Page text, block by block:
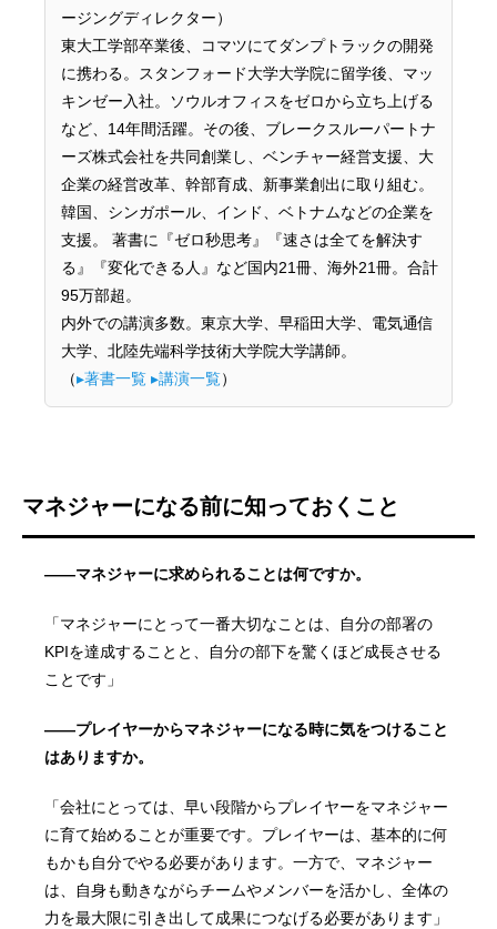
ージングディレクター）
東大工学部卒業後、コマツにてダンプトラックの開発
に携わる。スタンフォード大学大学院に留学後、マッ
キンゼー入社。ソウルオフィスをゼロから立ち上げる
など、14年間活躍。その後、ブレークスルーパートナ
ーズ株式会社を共同創業し、ベンチャー経営支援、大
企業の経営改革、幹部育成、新事業創出に取り組む。
韓国、シンガポール、インド、ベトナムなどの企業を
支援。 著書に『ゼロ秒思考』『速さは全てを解決す
る』『変化できる人』など国内21冊、海外21冊。合計
95万部超。
内外での講演多数。東京大学、早稲田大学、電気通信
大学、北陸先端科学技術大学院大学講師。
（▸著書一覧 ▸講演一覧）
マネジャーになる前に知っておくこと
——マネジャーに求められることは何ですか。
「マネジャーにとって一番大切なことは、自分の部署の
KPIを達成することと、自分の部下を驚くほど成長させる
ことです」
——プレイヤーからマネジャーになる時に気をつけること
はありますか。
「会社にとっては、早い段階からプレイヤーをマネジャー
に育て始めることが重要です。プレイヤーは、基本的に何
もかも自分でやる必要があります。一方で、マネジャー
は、自身も動きながらチームやメンバーを活かし、全体の
力を最大限に引き出して成果につなげる必要があります」